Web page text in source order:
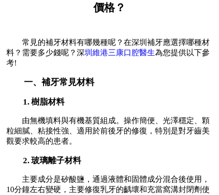
價格？
常見的補牙材料有哪幾種呢？在深圳補牙應選擇哪種材
料？需要多少錢呢？深圳維港三康口腔醫生為您提供以下參
考!
一、補牙常見材料
1. 樹脂材料
由無機填料與有機基質組成。操作簡便、光澤穩定、顆
粒細膩、粘接性強、適用於前後牙的修復，特別是對牙齒美
觀要求較高的患者。
2. 玻璃離子材料
主要成分是矽酸鹽，通過液體和固體成分混合後使用，
10分鐘左右變硬，主要修復乳牙的齲壞和充當窩溝封閉劑使